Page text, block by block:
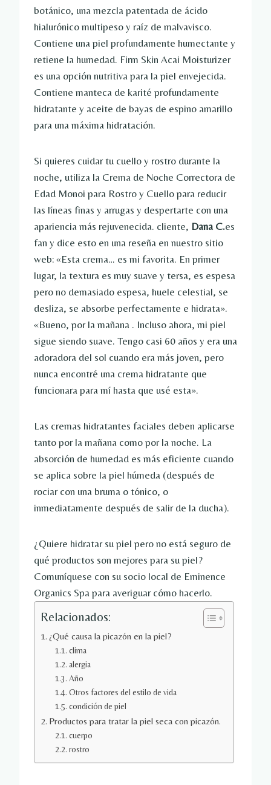
botánico, una mezcla patentada de ácido
hialurónico multipeso y raíz de malvavisco.
Contiene una piel profundamente humectante y
retiene la humedad. Firm Skin Acai Moisturizer
es una opción nutritiva para la piel envejecida.
Contiene manteca de karité profundamente
hidratante y aceite de bayas de espino amarillo
para una máxima hidratación.
Si quieres cuidar tu cuello y rostro durante la
noche, utiliza la Crema de Noche Correctora de
Edad Monoi para Rostro y Cuello para reducir
las líneas finas y arrugas y despertarte con una
apariencia más rejuvenecida. cliente, Dana C.es
fan y dice esto en una reseña en nuestro sitio
web: «Esta crema… es mi favorita. En primer
lugar, la textura es muy suave y tersa, es espesa
pero no demasiado espesa, huele celestial, se
desliza, se absorbe perfectamente e hidrata».
«Bueno, por la mañana . Incluso ahora, mi piel
sigue siendo suave. Tengo casi 60 años y era una
adoradora del sol cuando era más joven, pero
nunca encontré una crema hidratante que
funcionara para mí hasta que usé esta».
Las cremas hidratantes faciales deben aplicarse
tanto por la mañana como por la noche. La
absorción de humedad es más eficiente cuando
se aplica sobre la piel húmeda (después de
rociar con una bruma o tónico, o
inmediatamente después de salir de la ducha).
¿Quiere hidratar su piel pero no está seguro de
qué productos son mejores para su piel?
Comuníquese con su socio local de Eminence
Organics Spa para averiguar cómo hacerlo.
Relacionados:
¿Qué causa la picazón en la piel?
clima
alergia
Año
Otros factores del estilo de vida
condición de piel
Productos para tratar la piel seca con picazón.
cuerpo
rostro